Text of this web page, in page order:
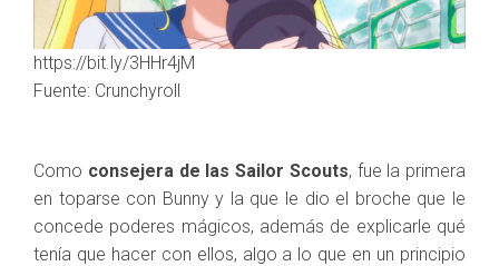
https://bit.ly/3HHr4jM
Fuente: Crunchyroll
Como consejera de las Sailor Scouts, fue la primera
en toparse con Bunny y la que le dio el broche que le
concede poderes mágicos, además de explicarle qué
tenía que hacer con ellos, algo a lo que en un principio